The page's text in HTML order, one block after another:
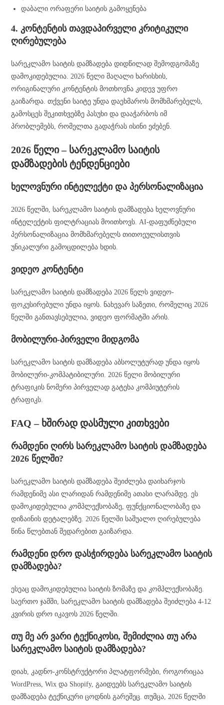
დაბალი ორაფერი საიტის გამოყენება
4. კონტენტის თავდაპირველი კრიტიკული
ღირებულება
სარეკლამო საიტის დამზადება დიდწილად შემოდგომაზე
დამოკიდებულია. 2026 წელი მაღალი ხარისხის,
ორიგინალური კონტენტის მოთხოვნა კიდევ უფრო
გაიზარდა. თქვენი საიტე უნდა დაეხმაროს მომხმარებელს,
გამოსცეს შეკითხვებზე პასუხი და დააჭარბოს იმ
პრობლემებს, რომელთა გადაჭრას ისინი ეძებენ.
2026 წელი – სარეკლამო საიტის
დამზადების ტენდენციები
ხელოვნური ინტელექტი და პერსონალიზაცია
2026 წელში, სარეკლამო საიტის დამზადება ხელოვნური
ინტელექტის ფილტრაციას მოითხოვს. AI-დაფუძნებული
პერსონალიზაცია მომხმარებელს თითოეულისთვის
უნიკალური გამოცდილება ხდის.
ვიდეო კონტენტი
სარეკლამო საიტის დამზადება 2026 წელს ვიდეო-
ფოკუსირებული უნდა იყოს. ნახევარ საზეთი, რომელიც 2026
წელში განთავსებულია, ვიდეო ფორმატში არის.
მობილური-პირველი მიდგომა
სარეკლამო საიტის დამზადება აბსოლუტურად უნდა იყოს
მობილური-კომპატიბილური. 2026 წელი მობილური
ტრაფიკის ნომერი პირველად გატეხა კომპიუტერის
ტრაფიკს.
FAQ – ხშირად დასმული კითხვები
რამდენი ღირს სარეკლამო საიტის დამზადება
2026 წელში?
სარეკლამო საიტის დამზადება შეიძლება დაიხარჯოს
რამდენიმე ასი ლარიდან რამდენიმე ათასი ლარამდე. ეს
დამოკიდებულია კომპლექსობაზე, ფუნქციონალობაზე და
დიზაინის დეტალებზე. 2026 წელში საშუალო ღირებულება
წინა წლებთან შედარებით გაიზარდა.
რამდენი დრო დასჭირდება სარეკლამო საიტის
დამზადება?
ესეაც დამოკიდებულია საიტის ზომაზე და კომპლექსობაზე.
საერთო ჯამში, სარეკლამო საიტის დამზადება შეიძლება 4-12
კვირის დრო იკავოს 2026 წელში.
თუ მე არ ვარი ტექნიკოსი, შემიძლია თუ არა
სარეკლამო საიტის დამზადება?
დიახ, კადნო-კონსტრუქტორი პლატფორმები, როგორიცაა
WordPress, Wix და Shopify, გაიდეებს სარეკლამო საიტის
დამზადება ტექნიკური ცოდნის გარეშეც. თუმცა, 2026 წელში